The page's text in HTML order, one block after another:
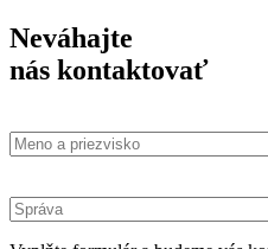
Neváhajte
nás kontaktovať